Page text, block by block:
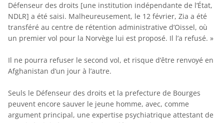
Défenseur des droits [une institution indépendante de l’État,
NDLR] a été saisi. Malheureusement, le 12 février, Zia a été
transféré au centre de rétention administrative d’Oissel, où
un premier vol pour la Norvège lui est proposé. Il l’a refusé. »
Il ne pourra refuser le second vol, et risque d’être renvoyé en
Afghanistan d’un jour à l’autre.
Seuls le Défenseur des droits et la prefecture de Bourges
peuvent encore sauver le jeune homme, avec, comme
argument principal, une expertise psychiatrique attestant de